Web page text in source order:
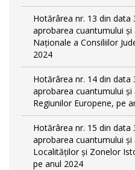
Hotărârea nr. 13 din data
aprobarea cuantumului
Naționale a Consiliilor
2024
Hotărârea nr. 14 din data
aprobarea cuantumului
Regiunilor Europene, pe
Hotărârea nr. 15 din data
aprobarea cuantumului
Localităților și Zonelor
pe anul 2024